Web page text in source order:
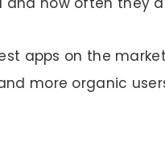
apps on the
more organic